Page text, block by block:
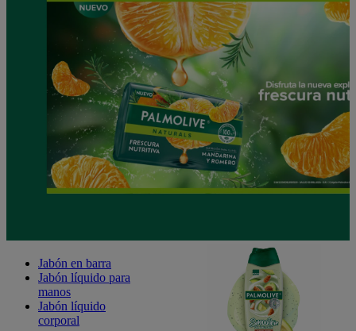
Jabón en barra
Jabón líquido para
manos
Jabón líquido
corporal